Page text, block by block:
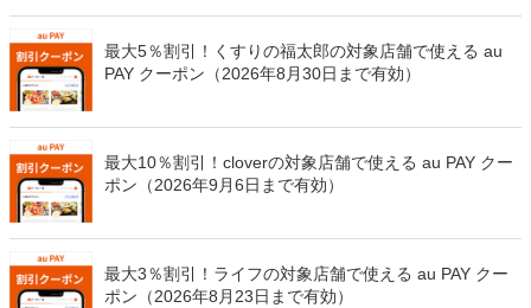
最大5％割引！くすりの福太郎の対象店舗で使える au
PAY クーポン（2026年8月30日まで有効）
最大10％割引！cloverの対象店舗で使える au PAY クー
ポン（2026年9月6日まで有効）
最大3％割引！ライフの対象店舗で使える au PAY クー
ポン（2026年8月23日まで有効）